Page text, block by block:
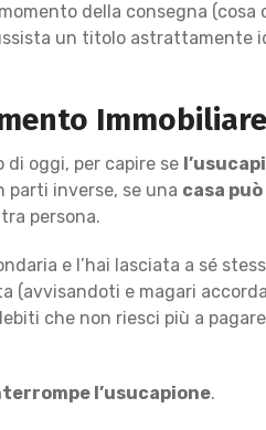
della consegna (cosa
un titolo astrattamente
Immobiliare
di oggi, per capire se
parti inverse, se una casa
persona.
e l’hai lasciata a sé
(avvisandoti e magari
che non riesci più a
l’usucapione.